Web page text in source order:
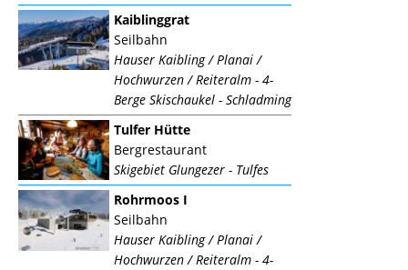
Kaiblinggrat
Seilbahn
Hauser Kaibling / Planai /
Hochwurzen / Reiteralm - 4-
Berge Skischaukel - Schladming
Tulfer Hütte
Bergrestaurant
Skigebiet Glungezer - Tulfes
Rohrmoos I
Seilbahn
Hauser Kaibling / Planai /
Hochwurzen / Reiteralm - 4-